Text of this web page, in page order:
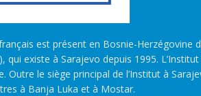
est présent en Bosnie-Herzégovine
qui existe à Sarajevo depuis 1995.
Outre le siège principal de l’Institut à
à Banja Luka et à Mostar.